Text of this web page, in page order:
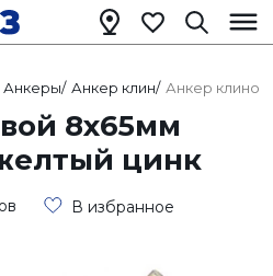
Анкеры/ Анкер клин/ Анкер
8х65мм
цинк
В избранное